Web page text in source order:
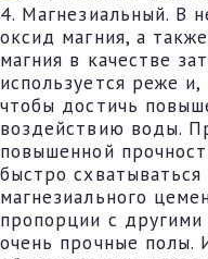
4. Магнезиальный. В
оксид магния, а
магния в качестве
используется реже
чтобы достичь
воздействию воды.
повышенной
быстро
магнезиального
пропорции с
очень прочные полы.